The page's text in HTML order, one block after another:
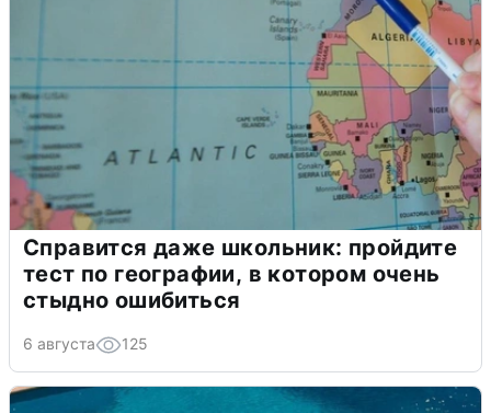
Справится даже школьник: пройдите
тест по географии, в котором очень
стыдно ошибиться
6 августа 125